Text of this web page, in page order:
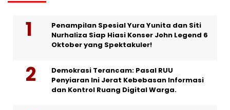
Penampilan Spesial Yura Yunita dan Siti
Nurhaliza Siap Hiasi Konser John Legend 6
Oktober yang Spektakuler!
Demokrasi Terancam: Pasal RUU
Penyiaran Ini Jerat Kebebasan Informasi
dan Kontrol Ruang Digital Warga.